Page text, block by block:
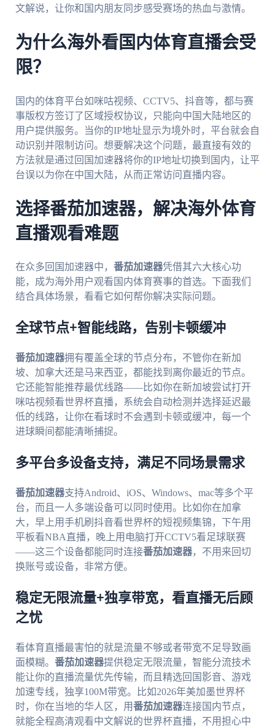
文解说，让你和国内朋友同步感受赛场的热血与激情。
为什么海外看国内体育直播会受
限？
国内的体育平台如咪咕视频、CCTV5、抖音等，都与赛
事版权方签订了区域授权协议，只能向中国大陆地区的
用户提供服务。当你的IP地址显示为境外时，平台就会自
动识别并限制访问。想要解决这个问题，最直接有效的
方法就是通过回国加速器将你的IP地址切换到国内，让平
台误以为你在中国大陆，从而正常访问直播内容。
选择番茄加速器，解决海外体育
直播观看难题
在众多回国加速器中， 番茄加速器凭借其六大核心功
能，成为海外用户观看国内体育赛事的首选。下面我们
结合具体场景，看看它如何帮你解决实际问题。
全球节点+智能线路，告别卡顿缓冲
番茄加速器拥有覆盖全球的节点分布，不管你在新加
坡、加拿大还是马来西亚，都能找到离你最近的节点。
它还能智能推荐最优线路——比如你在新加坡尝试打开
咪咕视频看世界杯直播，系统会自动检测并选择延迟最
低的线路，让你在看球时不会遇到卡顿或缓冲，每一个
进球瞬间都能清晰捕捉。
多平台多设备支持，满足不同场景需求
番茄加速器支持Android、iOS、Windows、mac等多个平
台，而且一人多端设备可以同时使用。比如你在加拿
大，早上用手机刷抖音看世界杯的短视频集锦，下午用
平板看NBA直播，晚上用电脑打开CCTV5看足球联赛
——这三个设备都能同时连接番茄加速器，不用来回切
换账号或设备，非常方便。
稳定无限流量+独享带宽，看直播无后顾
之忧
看体育直播最害怕的就是流量不够或者带宽不足导致画
面模糊。 番茄加速器提供稳定无限流量，智能分流技术
能让你的直播流量优先传输，而且精选回国影音、游戏
加速专线，独享100M带宽。比如2026年美加墨世界杯
时，你在当地的华人区，用番茄加速器连接国内节点，
就能全程高清观看中文解说的世界杯直播，不用担心中